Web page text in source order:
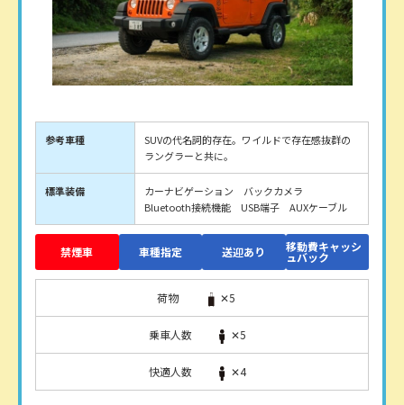
参考車種
SUVの代名詞的存在。ワイルドで存在感抜群の
ラングラーと共に。
標準装備
カーナビゲーション バックカメラ
Bluetooth接続機能 USB端子 AUXケーブル
禁煙車 車種指定 送迎あり 移動費キャッシ
ュバック
荷物 ✕5
乗車人数 ✕5
快適人数 ✕4